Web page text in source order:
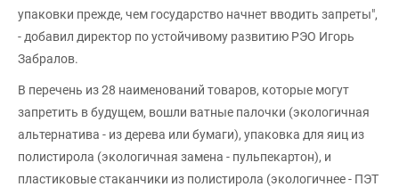
упаковки прежде, чем государство начнет вводить запреты",
- добавил директор по устойчивому развитию РЭО Игорь
Забралов.
В перечень из 28 наименований товаров, которые могут
запретить в будущем, вошли ватные палочки (экологичная
альтернатива - из дерева или бумаги), упаковка для яиц из
полистирола (экологичная замена - пульпекартон), и
пластиковые стаканчики из полистирола (экологичнее - ПЭТ